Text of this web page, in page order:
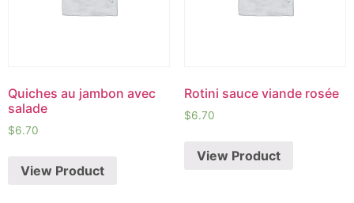
Quiches au jambon avec
salade
$6.70
View Product
Rotini sauce viande rosée
$6.70
View Product